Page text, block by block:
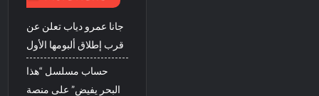
جانا عمرو دياب تعلن عن
قرب إطلاق ألبومها الأول
حساب مسلسل “هذا
البحر يفيض” على منصة